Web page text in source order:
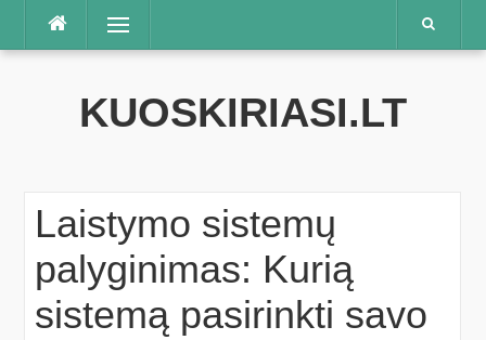
Praleisti
Meniu
KUOSKIRIASI.LT
Laistymo sistemų
palyginimas: Kurią
sistemą pasirinkti savo